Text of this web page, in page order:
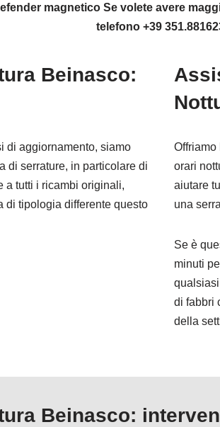
magnetico Se volete avere
telefono +39
Beinasco:
di aggiornamento, siamo
di serrature, in particolare di
a tutti i ricambi originali,
di tipologia differente questo
Offriamo
orari
aiutare
una
Se è
minuti
di fabbri
della
Beinasco: